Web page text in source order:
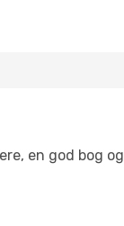
en god bog og